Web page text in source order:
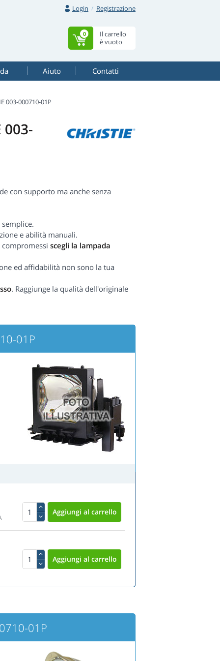
Login Registrazione
Il carrello
è vuoto
0
Aiuto Contatti
003-000710-01P
con supporto ma anche senza
e abilità manuali.
scegli la lampada
ed affidabilità non sono la tua
. Raggiunge la qualità dell'originale
01P
01P